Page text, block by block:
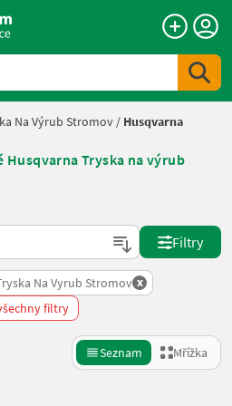
Na Výrub Stromov / Husqvarna
Tryska na výrub
Filtry
Na Vyrub Stromov x
filtry
Seznam Mřížka